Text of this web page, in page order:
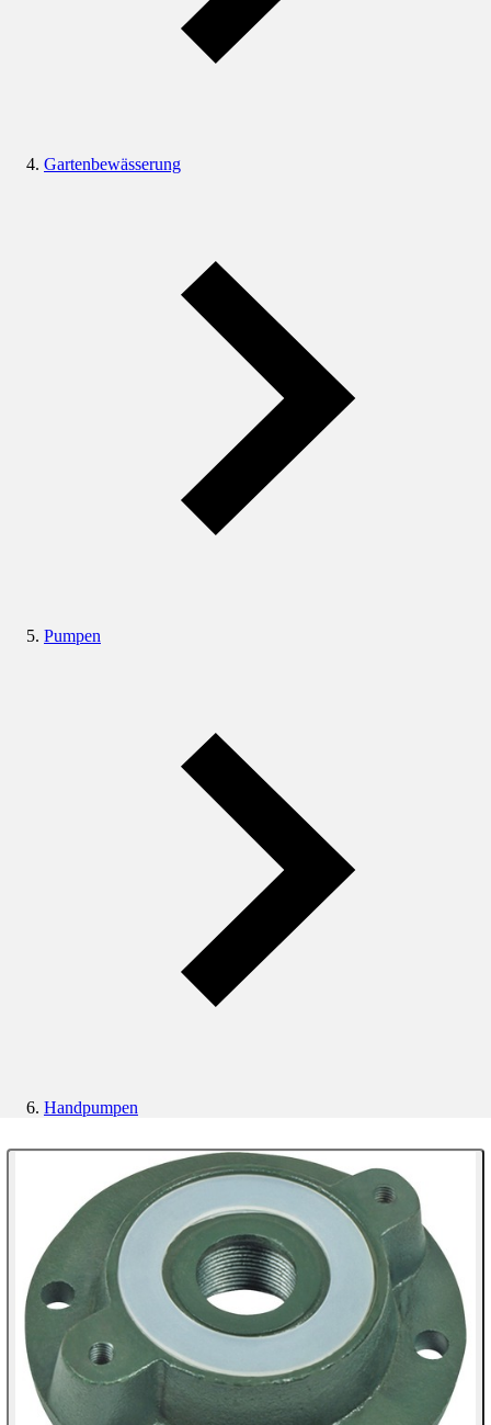
Gartenbewässerung
Pumpen
Handpumpen